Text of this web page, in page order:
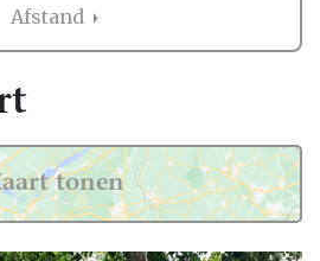
jullie bruiloft is erg
niet zo gek dat je
van andere
over Trouwkoets in
hebben het live ervaren en
beoordelaars!
Afstand
tonen